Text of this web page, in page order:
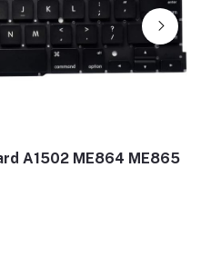
A1502 ME864 ME865